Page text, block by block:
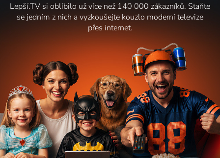
Lepší.TV si oblíbilo už více než 140 000 zákazníků. Staňte
se jedním z nich a vyzkoušejte kouzlo moderní televize
přes internet.